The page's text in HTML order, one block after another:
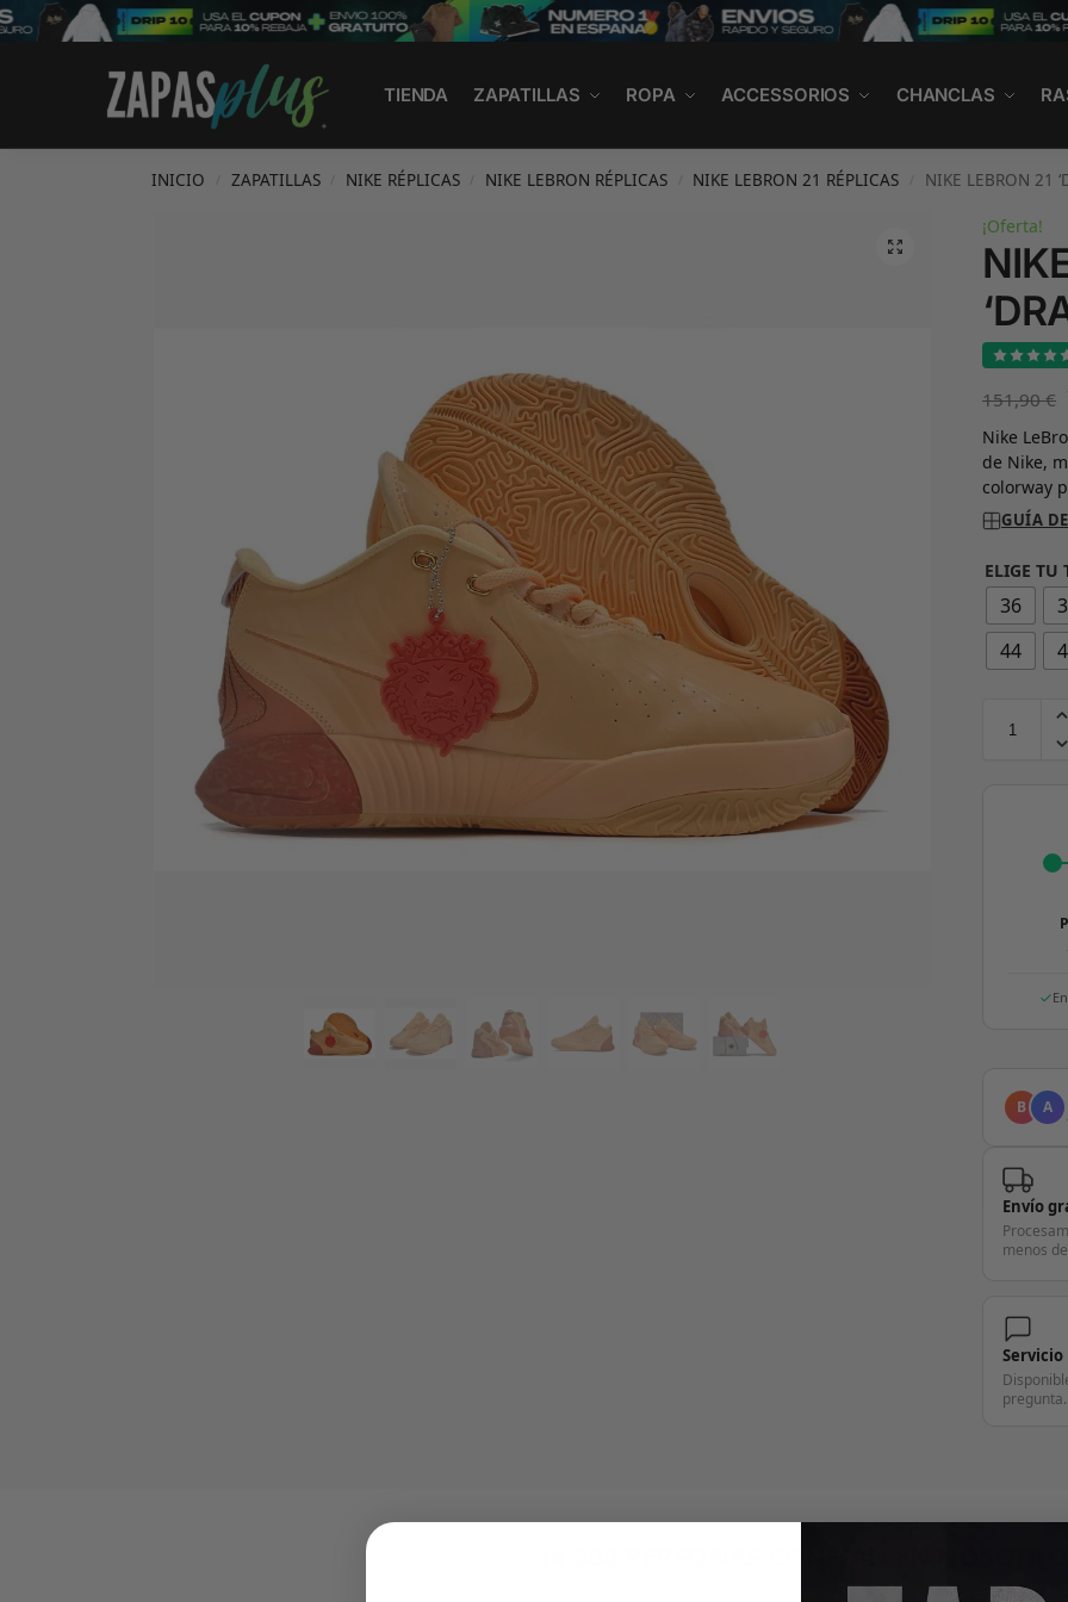
TIENDA ZAPATILLAS ROPA ACCESSORIOS CHANCLAS
Search
INICIO ZAPATILLAS NIKE RÉPLICAS NIKE LEBRON RÉPLICAS NIKE LEBRON 21 RÉPLICAS NIKE LEBRON 21
¡Oferta!
151,90€
Nike
de Nike,
colorway
GUÍA
ELIGE TU
36
44
B A
Envío
menos
Servicio
pregunta.
"Consulta nuestras reseñas y compruébalo tú mismo"